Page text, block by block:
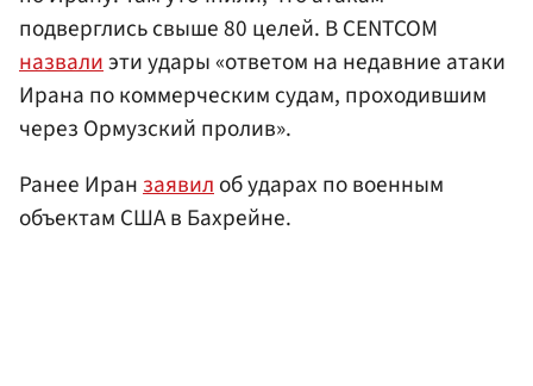
подверглись свыше 80 целей. В CENTCOM
назвалиэти удары «ответом на недавние атаки
Ирана по коммерческим судам, проходившим
через Ормузский пролив».
Ранее Иранзаявилоб ударах по военным
объектам США в Бахрейне.